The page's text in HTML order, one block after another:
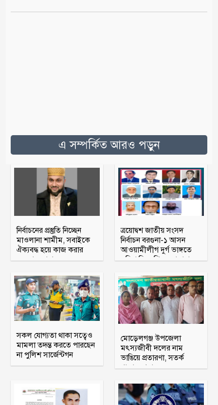
এ সম্পর্কিত আরও পড়ুন
নির্বাচনের প্রস্তুতি নিচ্ছেন
মাওলানা শামীম, সবাইকে
ঐক্যবদ্ধ হয়ে কাজ করার
অহব্বান জানান
ত্রয়োদ্বশ জাতীয় সংসদ
নির্বাচন বরগুনা-১ আসন
আওয়ামীলীগ দুর্গ ভাঙ্গতে
মরিয়া বিএনপি ও জামায়াত
সকল যোগ্যতা থাকা সত্বেও
মামলা তদন্ত করতে পারছেন
না পুলিশ সার্জেন্টগন
মোড়েলগঞ্জ উপজেলা
মৎস্যজীবী দলের নাম
ভাঙিয়ে প্রতারণা, সতর্ক
থাকার আহ্বান